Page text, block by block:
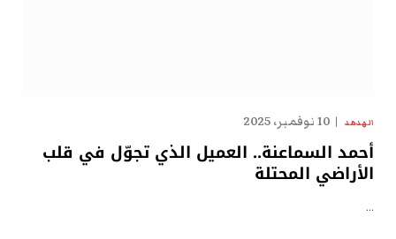
الهدهد 10 نوفمبر، 2025
أحمد السماعنة.. العميل الذي تجوّل في قلب
الأراضي المحتلة
…